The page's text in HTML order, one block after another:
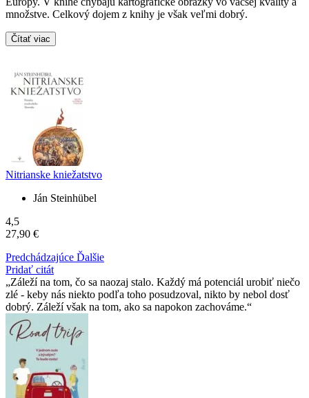
množstve. Celkový dojem z knihy je však veľmi dobrý.
Čítať viac
Nitrianske kniežatstvo
Ján Steinhübel
4,5
27,90 €
Predchádzajúce Ďalšie
Pridať citát
Záleží na tom, čo sa naozaj stalo. Každý má potenciál urobiť niečo
zlé - keby nás niekto podľa toho posudzoval, nikto by nebol dosť
dobrý. Záleží však na tom, ako sa napokon zachováme.